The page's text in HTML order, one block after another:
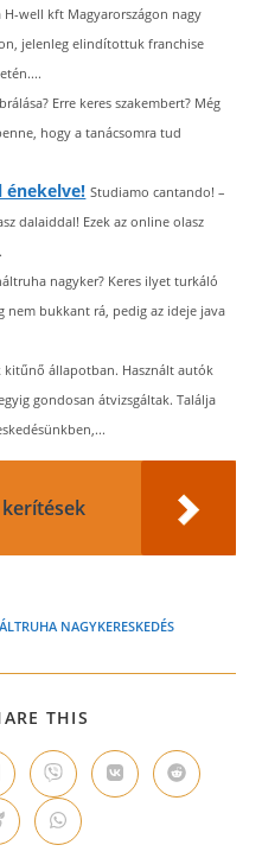
H-well kft Magyarországon nagy
jelenleg elindítottuk franchise
Erre keres szakembert? Még
hogy a tanácsomra tud
énekelve! Studiamo cantando! –
dalaiddal! Ezek az online olasz
nagyker? Keres ilyet turkáló
nem bukkant rá, pedig az ideje java
kitűnő állapotban. Használt autók
gondosan átvizsgáltak. Találja
NAGYKERESKEDÉS
THIS
CONTENT
Opens
in
a
new
window
Opens
in
Opens
in
Opens
in